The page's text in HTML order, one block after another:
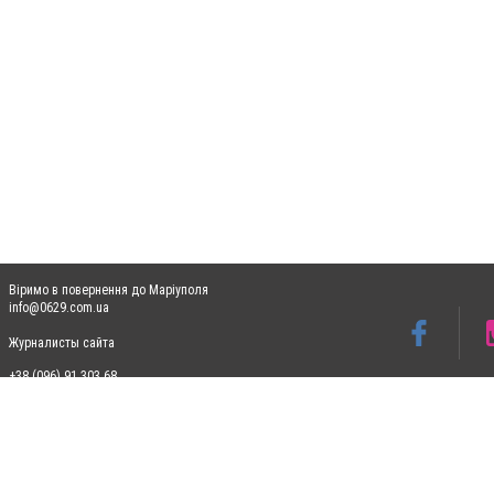
Віримо в повернення до Маріуполя
info@0629.com.ua
Журналисты сайта
+38 (096) 91 303 68